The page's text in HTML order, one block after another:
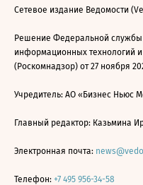
Сетевое издание Ведомости
Решение Федеральной
информационных технологий
(Роскомнадзор) от 27 ноября
Учредитель: АО «Бизнес Ньюс
Главный редактор: Казьмина
Электронная почта:
Телефон: +7 495 956-34-58